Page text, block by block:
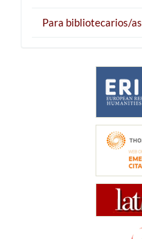
Para bibliotecarios/as